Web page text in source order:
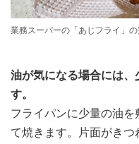
業務スーパーの「あじフライ」
油が気になる場合には
す。
フライパンに少量の油
て焼きます。片面がき